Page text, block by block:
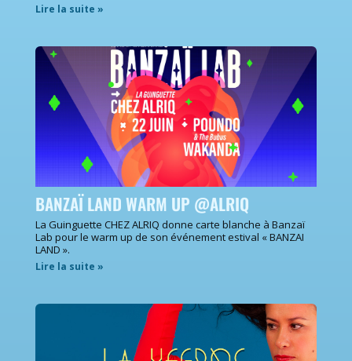
Lire la suite »
BANZAÏ LAND WARM UP @ALRIQ
La Guinguette CHEZ ALRIQ donne carte blanche à Banzaï
Lab pour le warm up de son événement estival « BANZAI
LAND ».
Lire la suite »